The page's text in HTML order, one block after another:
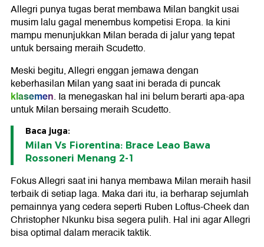
Allegri punya tugas berat membawa Milan bangkit usai
musim lalu gagal menembus kompetisi Eropa. Ia kini
mampu menunjukkan Milan berada di jalur yang tepat
untuk bersaing meraih Scudetto.
Meski begitu, Allegri enggan jemawa dengan
keberhasilan Milan yang saat ini berada di puncak
klasemen. Ia menegaskan hal ini belum berarti apa-apa
untuk Milan bersaing meraih Scudetto.
Baca juga:
Milan Vs Fiorentina: Brace Leao Bawa
Rossoneri Menang 2-1
Fokus Allegri saat ini hanya membawa Milan meraih hasil
terbaik di setiap laga. Maka dari itu, ia berharap sejumlah
pemainnya yang cedera seperti Ruben Loftus-Cheek dan
Christopher Nkunku bisa segera pulih. Hal ini agar Allegri
bisa optimal dalam meracik taktik.